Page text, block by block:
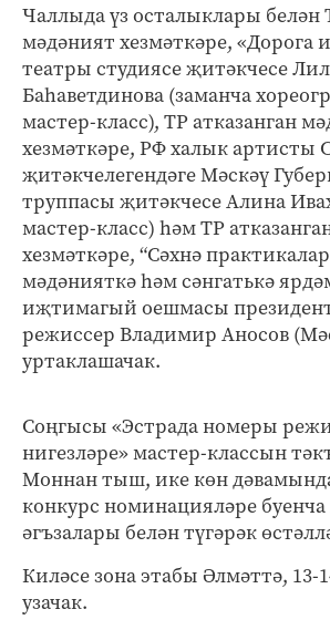
Чаллыда үз осталыклары белән
мәдәният хезмәткәре, «Дорога
театры студиясе җитәкчесе
Баһаветдинова (заманча
мастер-класс), ТР атказанган
хезмәткәре, РФ халык артисты
җитәкчелегендәге Мәскәү
труппасы җитәкчесе Алина
мастер-класс) һәм ТР
хезмәткәре, “Сәхнә
мәдәнияткә һәм сәнгатькә
иҗтимагый оешмасы
режиссер Владимир Аносов
уртаклашачак.
Соңгысы «Эстрада номеры
нигезләре» мастер-классын
Моннан тыш, ике көн
конкурс номинацияләре
әгъзалары белән түгәрәк
Киләсе зона этабы Әлмәттә, 13-
узачак.